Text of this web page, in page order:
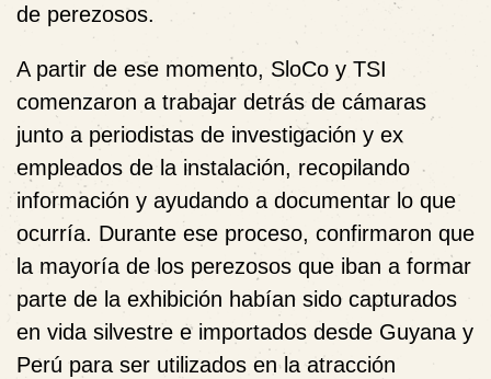
de perezosos.
A partir de ese momento, SloCo y TSI
comenzaron a trabajar detrás de cámaras
junto a periodistas de investigación y ex
empleados de la instalación, recopilando
información y ayudando a documentar lo que
ocurría. Durante ese proceso, confirmaron que
la mayoría de los perezosos que iban a formar
parte de la exhibición habían sido capturados
en vida silvestre e importados desde Guyana y
Perú para ser utilizados en la atracción